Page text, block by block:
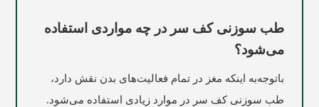
طب سوزنی کف سر در چه مواردی استفاده
می‌شود؟
باتوجه‌به اینکه مغز در تمام فعالیت‌های بدن نقش دارد،
طب سوزنی کف سر در موارد زیادی استفاده می‌شود.